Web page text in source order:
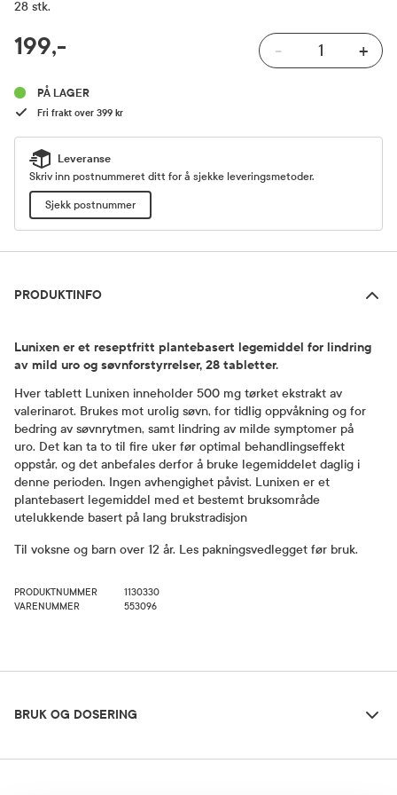
28 stk.
RABATTPROSENT
199,- - +
PÅ LAGER
Fri frakt over 399 kr
Leveranse
Skriv inn postnummeret ditt for å sjekke leveringsmetoder.
Sjekk postnummer
PRODUKTINFO
Lunixen er et reseptfritt plantebasert legemiddel for lindring
av mild uro og søvnforstyrrelser, 28 tabletter.
Hver tablett Lunixen inneholder 500 mg tørket ekstrakt av
valerinarot. Brukes mot urolig søvn, for tidlig oppvåkning og for
bedring av søvnrytmen, samt lindring av milde symptomer på
uro. Det kan ta to til fire uker før optimal behandlingseffekt
oppstår, og det anbefales derfor å bruke legemiddelet daglig i
denne perioden. Ingen avhengighet påvist. Lunixen er et
plantebasert legemiddel med et bestemt bruksområde
utelukkende basert på lang brukstradisjon
Til voksne og barn over 12 år. Les pakningsvedlegget før bruk.
PRODUKTNUMMER
1130330
VARENUMMER
553096
BRUK OG DOSERING